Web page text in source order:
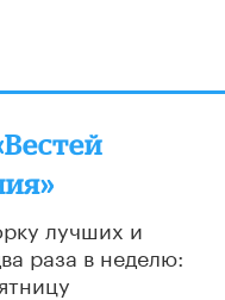
лучших и
раза в неделю: